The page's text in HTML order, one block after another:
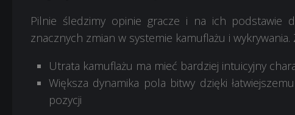
Pilnie śledzimy opinie gracze i na ich podstawie
znacznych zmian w systemie kamuflażu i
Utrata kamuflażu ma mieć bardziej intuicyjny
Większa dynamika pola bitwy dzięki
pozycji